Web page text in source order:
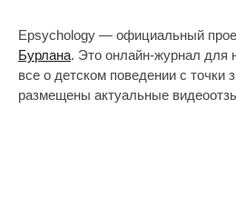
Epsychology — официальный
Бурлана. Это онлайн-журнал для
все о детском поведении с точки
размещены актуальные